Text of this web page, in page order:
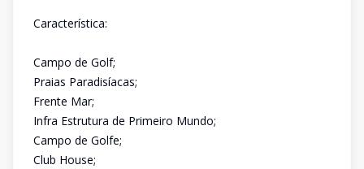
Característica:
Campo de Golf;
Praias Paradisíacas;
Frente Mar;
Infra Estrutura de Primeiro Mundo;
Campo de Golfe;
Club House;